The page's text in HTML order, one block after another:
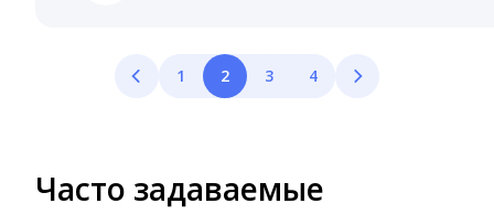
1 2 3 4
Часто задаваемые